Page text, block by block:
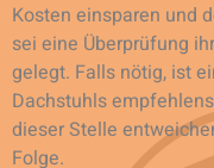
Kosten einsparen und
sei eine Überprüfung
gelegt. Falls nötig, ist
Dachstuhls
dieser Stelle
Folge.